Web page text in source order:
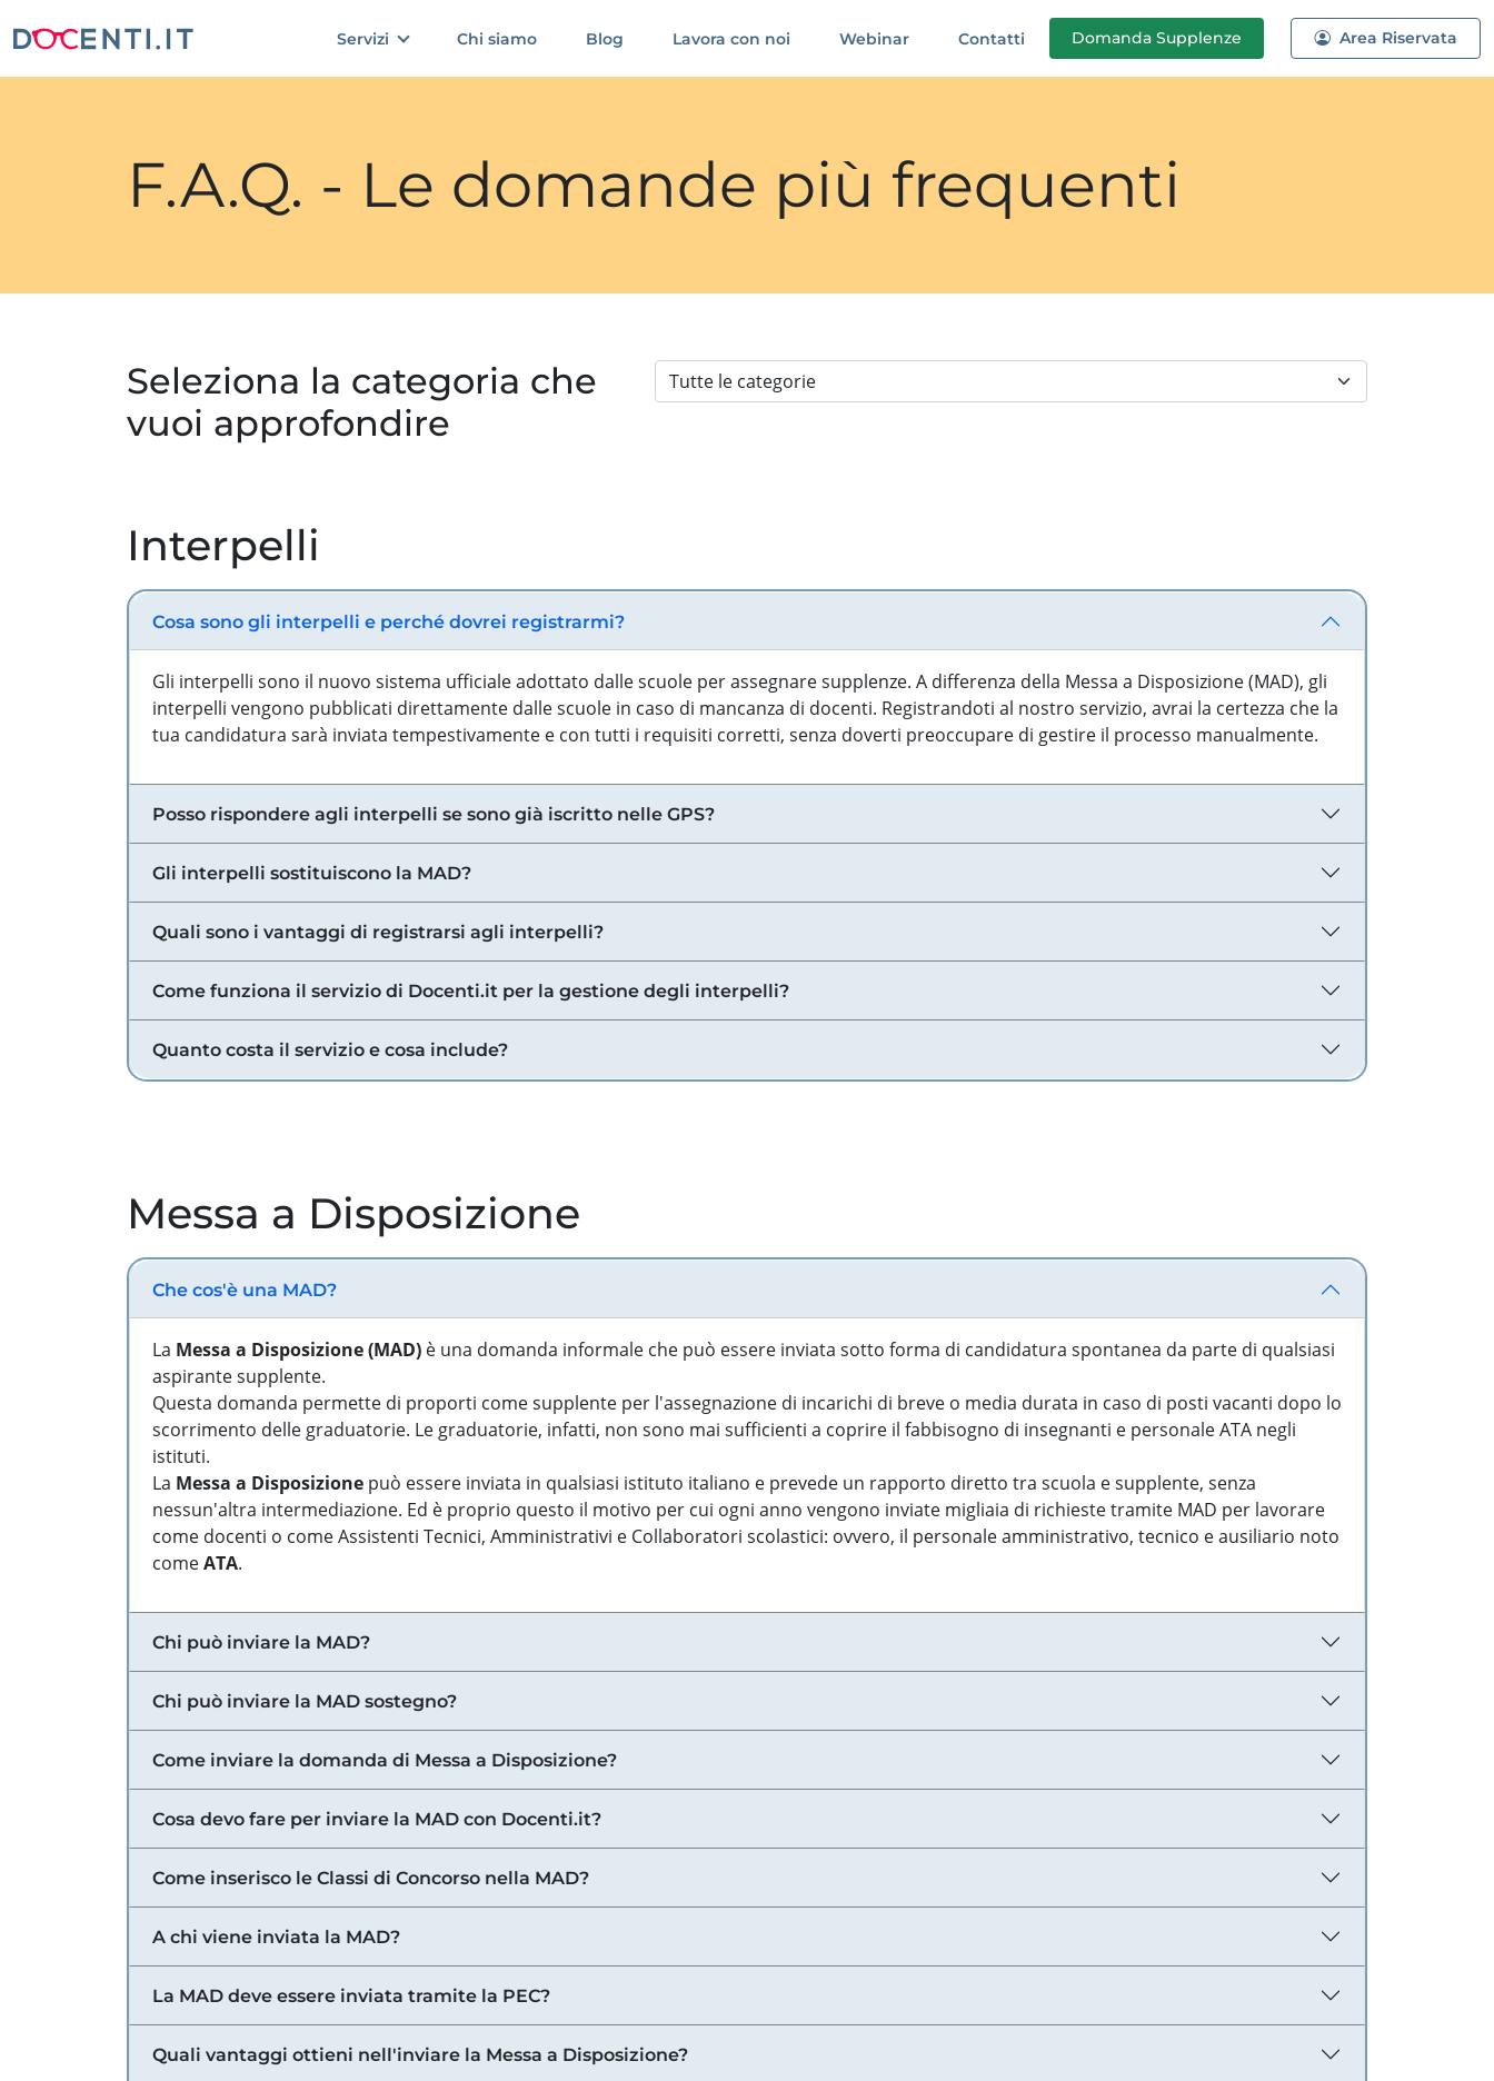
Servizi Chi siamo Blog Lavora con noi Webinar Contatti Domanda Supplenze Area Riservata
F.A.Q. - Le domande più frequenti
Seleziona la categoria che
vuoi approfondire
Interpelli
Cosa sono gli interpelli e perché dovrei registrarmi?
Gli interpelli sono il nuovo sistema ufficiale adottato dalle scuole per assegnare supplenze. A differenza della Messa a Disposizione (MAD), gli
interpelli vengono pubblicati direttamente dalle scuole in caso di mancanza di docenti. Registrandoti al nostro servizio, avrai la certezza che la
tua candidatura sarà inviata tempestivamente e con tutti i requisiti corretti, senza doverti preoccupare di gestire il processo manualmente.
Posso rispondere agli interpelli se sono già iscritto nelle GPS?
Gli interpelli sostituiscono la MAD?
Quali sono i vantaggi di registrarsi agli interpelli?
Come funziona il servizio di Docenti.it per la gestione degli interpelli?
Quanto costa il servizio e cosa include?
Messa a Disposizione
Che cos'è una MAD?
La Messa a Disposizione (MAD) è una domanda informale che può essere inviata sotto forma di candidatura spontanea da parte di qualsiasi
aspirante supplente.
Questa domanda permette di proporti come supplente per l'assegnazione di incarichi di breve o media durata in caso di posti vacanti dopo lo
scorrimento delle graduatorie. Le graduatorie, infatti, non sono mai sufficienti a coprire il fabbisogno di insegnanti e personale ATA negli
istituti.
La Messa a Disposizione può essere inviata in qualsiasi istituto italiano e prevede un rapporto diretto tra scuola e supplente, senza
nessun'altra intermediazione. Ed è proprio questo il motivo per cui ogni anno vengono inviate migliaia di richieste tramite MAD per lavorare
come docenti o come Assistenti Tecnici, Amministrativi e Collaboratori scolastici: ovvero, il personale amministrativo, tecnico e ausiliario noto
comeATA.
Chi può inviare la MAD?
Chi può inviare la MAD sostegno?
Come inviare la domanda di Messa a Disposizione?
Cosa devo fare per inviare la MAD con Docenti.it?
Come inserisco le Classi di Concorso nella MAD?
A chi viene inviata la MAD?
La MAD deve essere inviata tramite la PEC?
Quali vantaggi ottieni nell'inviare la Messa a Disposizione?